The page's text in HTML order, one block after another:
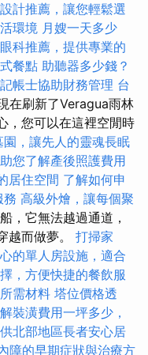
計推薦，讓您輕鬆選
環境 月嫂一天多少
科推薦，提供專業的
餐點 助聽器多少錢？
帳士協助財務管理 台
在刷新了Veragua雨林
，您可以在這裡空閒時
園，讓先人的靈魂長眠
您了解產後照護費用
居住空間 了解如何申
務 高級外燴，讓每個聚
，它無法越過通道，
越而做夢。 打掃家
的單人房設施，適合
，方便快捷的餐飲服
需材料 塔位價格透
裝潢費用一坪多少，
北部地區長者安心居
障的早期症狀與治療方